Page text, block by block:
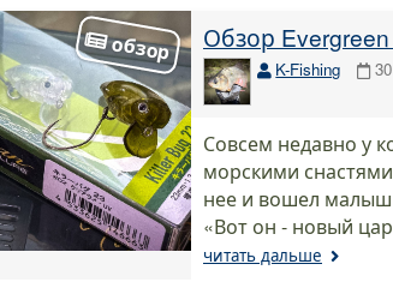
Обзор
K-Fishing
Совсем недавно у
морскими
нее и вошел малыш
«Вот он - новый
читать дальше